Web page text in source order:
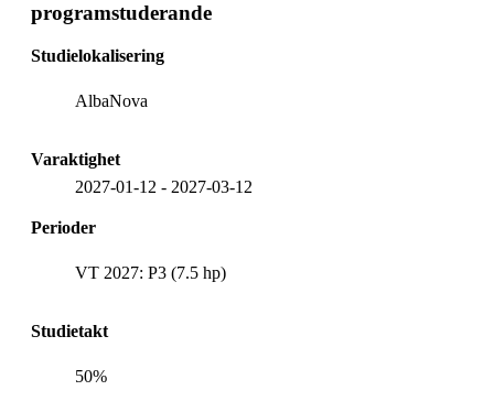
programstuderande
Studielokalisering
AlbaNova
Varaktighet
2027-01-12 - 2027-03-12
Perioder
VT 2027: P3 (7.5 hp)
Studietakt
50%